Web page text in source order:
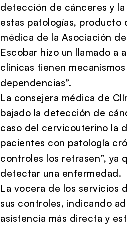
detección de cánceres y
estas patologías, producto
médica de la Asociación
Escobar hizo un llamado a
clínicas tienen
dependencias”.
La consejera médica de
bajado la detección de
caso del cervicouterino la
pacientes con patología
controles los retrasen”, ya
detectar una enfermedad.
La vocera de los servicios
sus controles, indicando
asistencia más directa y